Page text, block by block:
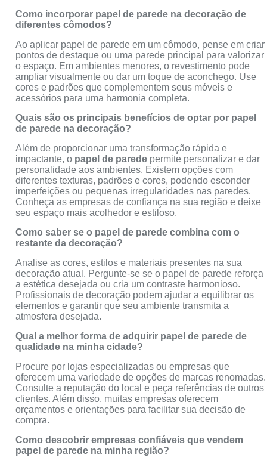
Como incorporar papel de parede na decoração de
diferentes cômodos?
Ao aplicar papel de parede em um cômodo, pense em criar
pontos de destaque ou uma parede principal para valorizar
o espaço. Em ambientes menores, o revestimento pode
ampliar visualmente ou dar um toque de aconchego. Use
cores e padrões que complementem seus móveis e
acessórios para uma harmonia completa.
Quais são os principais benefícios de optar por papel
de parede na decoração?
Além de proporcionar uma transformação rápida e
impactante, o papel de parede permite personalizar e dar
personalidade aos ambientes. Existem opções com
diferentes texturas, padrões e cores, podendo esconder
imperfeições ou pequenas irregularidades nas paredes.
Conheça as empresas de confiança na sua região e deixe
seu espaço mais acolhedor e estiloso.
Como saber se o papel de parede combina com o
restante da decoração?
Analise as cores, estilos e materiais presentes na sua
decoração atual. Pergunte-se se o papel de parede reforça
a estética desejada ou cria um contraste harmonioso.
Profissionais de decoração podem ajudar a equilibrar os
elementos e garantir que seu ambiente transmita a
atmosfera desejada.
Qual a melhor forma de adquirir papel de parede de
qualidade na minha cidade?
Procure por lojas especializadas ou empresas que
oferecem uma variedade de opções de marcas renomadas.
Consulte a reputação do local e peça referências de outros
clientes. Além disso, muitas empresas oferecem
orçamentos e orientações para facilitar sua decisão de
compra.
Como descobrir empresas confiáveis que vendem
papel de parede na minha região?